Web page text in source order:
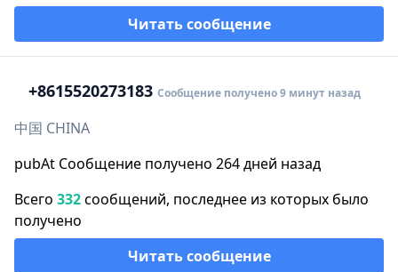
Читать сообщение
+8615520273183 Сообщение получено 9 минут назад
中国 CHINA
pubAt Сообщение получено 264 дней назад
Всего 332сообщений, последнее из которых было
получено
Читать сообщение